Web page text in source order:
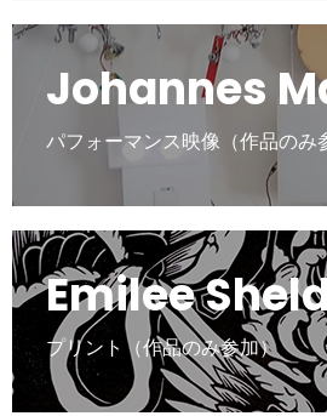
Johannes
パフォーマンス映像（作品のみ
Emilee
プリント（作品のみ参加）